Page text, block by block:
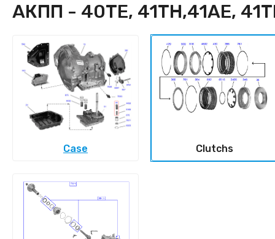
АКПП - 40TE, 41TH,41AE,
Case Clutchs